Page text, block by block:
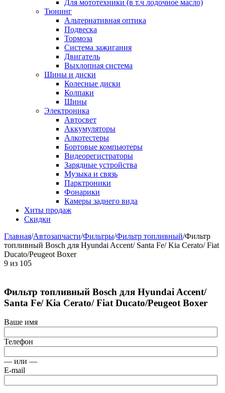
Для мототехники (в т.ч лодочное масло)
Тюнинг
Альтернативная оптика
Подвеска
Тормоза
Система зажигания
Двигатель
Выхлопная система
Шины и диски
Колесные диски
Колпаки
Шины
Электроника
Автосвет
Аккумуляторы
Алкотестеры
Бортовые компьютеры
Видеорегистраторы
Зарядные устройства
Музыка и связь
Парктроники
Фонарики
Камеры заднего вида
Хиты продаж
Скидки
Главная/Автозапчасти/Фильтры/Фильтр топливный/Фильтр
топливный Bosch для Hyundai Accent/ Santa Fe/ Kia Cerato/ Fiat
Ducato/Peugeot Boxer
9 из 105
Фильтр топливный Bosch для Hyundai Accent/
Santa Fe/ Kia Cerato/ Fiat Ducato/Peugeot Boxer
Ваше имя
Телефон
— или —
E-mail